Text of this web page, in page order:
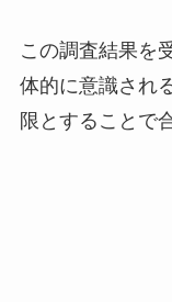
この調査結果を
体的に意識され
限とすることで